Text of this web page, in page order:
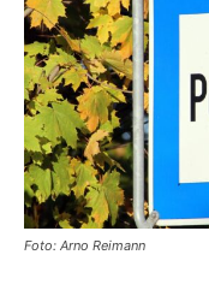
Foto: Arno Reimann